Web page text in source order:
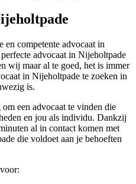
en competente advocaat in
advocaat in Nijeholtpade
wij maar al te goed, het is immer
in Nijeholtpade te zoeken in
is.
een advocaat te vinden die
en jou als individu. Dankzij
al in contact komen met
die voldoet aan je behoeften